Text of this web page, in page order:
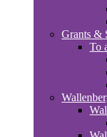
Grants &
To